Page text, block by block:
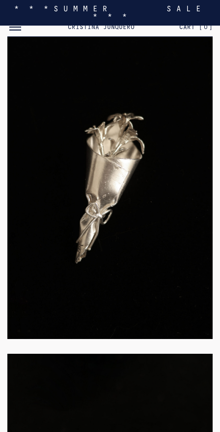
* * * S U M M E R S A L E
* * *
CRISTINA JUNQUERO CART [0]